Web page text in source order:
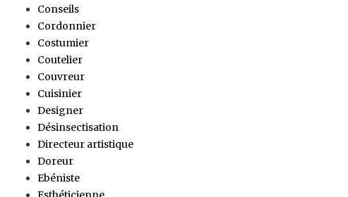
Conseils
Cordonnier
Costumier
Coutelier
Couvreur
Cuisinier
Designer
Désinsectisation
Directeur artistique
Doreur
Ebéniste